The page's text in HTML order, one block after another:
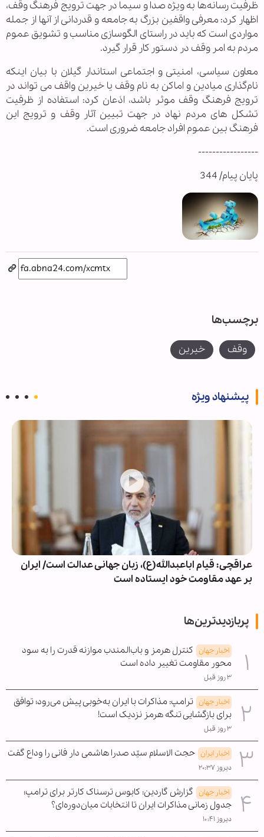
ظرفیت رسانه‌ها به ویژه صدا و سیما در جهت ترویج فرهنگ وقف،
اظهار کرد: معرفی واقفین بزرگ به جامعه و قدردانی از آنها از جمله
مواردی است که باید در راستای الگوسازی مناسب و تشویق عموم
مردم به امر وقف در دستور کار قرار گیرد.
معاون سیاسی، امنیتی و اجتماعی استاندار گیلان با بیان اینکه
نام‌گذاری میادین و اماکن به نام وقف یا خیرین واقف می تواند در
ترویج فرهنگ وقف موثر باشد، اذعان کرد: استفاده از ظرفیت
تشکل های مردم نهاد در جهت تبیین آثار وقف و ترویج این
فرهنگ بین عموم افراد جامعه ضروری است.
-----------------
پایان پیام/ 344
برچسب‌ها
وقف خیرین
پیشنهاد ویژه
عراقچی: قیام اباعبدالله(ع)، زبان جهانی عدالت است/ ایران
بر عهد مقاومت خود ایستاده است
پربازدیدترین‌ها
اخبار جهان کنترل هرمز و باب‌المندب موازنه قدرت را به سود
محور مقاومت تغییر داده است
۳ روز قبل
اخبار جهان ترامپ: مذاکرات با ایران به‌خوبی پیش می‌رود؛ توافق
برای بازگشایی تنگه هرمز نزدیک است!
۳ روز قبل
اخبار ایران حجت الاسلام سیّد صدرا هاشمی دار فانی را وداع گفت
دیروز ۲۰:۳۷
اخبار جهان گزارش گاردین: کابوس ترسناک کارتر برای ترامپ؛
جدول زمانی مذاکرات ایران تا انتخابات میان‌دوره‌ای؟
دیروز ۱۰:۴۱